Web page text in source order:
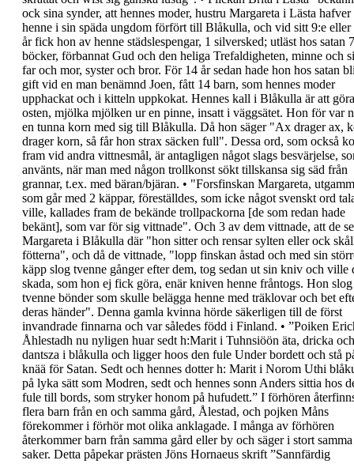
ock sina synder, att hennes moder, hustru Margareta i Lästa hafver
henne i sin späda ungdom förfört till Blåkulla, och vid sitt 9:e eller
år fick hon av henne städslespengar, 1 silversked; utläst hos satan 7
böcker, förbannat Gud och den heliga Trefaldigheten, minne och
far och mor, syster och bror. För 14 år sedan hade hon hos satan
gift vid en man benämnd Joen, fått 14 barn, som hennes moder
upphackat och i kitteln uppkokat. Hennes kall i Blåkulla är att göra
osten, mjölka mjölken ur en pinne, insatt i väggsätet. Hon för var
en tunna korn med sig till Blåkulla. Då hon säger "Ax drager ax,
drager korn, så fårhon strax säcken full". Dessa ord, som också
fram vid andra vittnesmål, är antagligen något slags besvärjelse,
använts, när man med någon trollkonst sökt tillskansa sig säd från
grannar, t.ex. med bäran/bjäran. • "Forsfinskan Margareta,
som går med 2 käppar, föreställdes, som icke något svenskt ord
ville, kallades fram de bekände trollpackorna [de som redan hade
bekänt], som var för sig vittnade". Och 3 av dem vittnade, att de
Margareta i Blåkulla där "hon sitter och rensar sylten eller ock
fötterna", och då de vittnade, "lopp finskan åstad och med sin
käpp slog tvenne gångerefter dem, tog sedan ut sin kniv och ville
skada, som hon ej fick göra, enär kniven henne fråntogs. Hon slog
tvenne bönder som skulle belägga henne med träklovar och bet
deras händer". Denna gamla kvinna hörde säkerligen till de först
invandrade finnarna och var således född i Finland. • ”Poiken
Åhlestadh nu nyligen huar sedt h:Marit i Tuhnsiöön äta, dricka och
dantsza i blåkulla och ligger hoos den fule Under bordett och stå
knää för Satan. Sedt och hennes dotter h: Marit i Norom Uthi
på lyka sätt som Modren, sedt och hennes sonn Anders sittia hos
fule till bords, som stryker honom på hufudett.” I förhören
flera barn från en och samma gård, Ålestad, och pojken Måns
förekommer i förhörmot olika anklagade. I många av förhören
återkommer barn från samma gård eller by och säger i stort samma
saker. Detta påpekar prästen Jöns Hornaeus skrift ”Sannfärdig